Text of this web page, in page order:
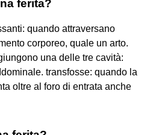
ferita?
quando attraversano
corporeo, quale un arto.
una delle tre cavità:
transfosse: quando la
oltre al foro di entrata anche